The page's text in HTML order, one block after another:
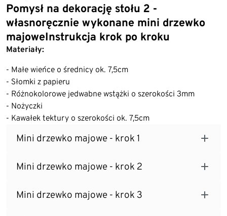
Pomysł na dekorację stołu 2 -
własnoręcznie wykonane mini drzewko
majoweInstrukcja krok po kroku
Materiały:
- Małe wieńce o średnicy ok. 7,5cm
- Słomki z papieru
- Różnokolorowe jedwabne wstążki o szerokości 3mm
- Nożyczki
- Kawałek tektury o szerokości ok. 7,5cm
Mini drzewko majowe - krok 1
Mini drzewko majowe - krok 2
Mini drzewko majowe - krok 3